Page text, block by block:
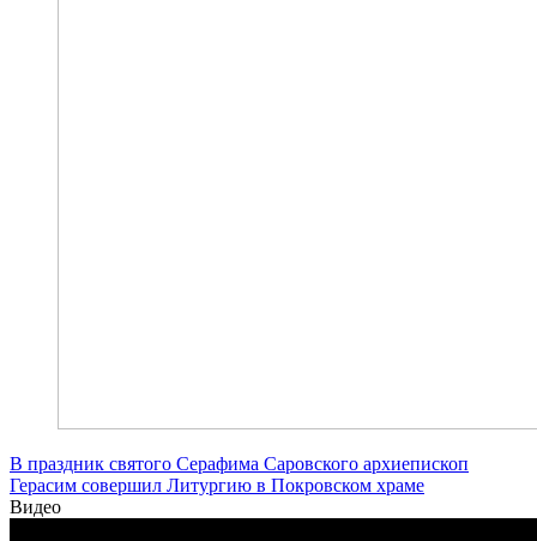
В праздник святого Серафима Саровского архиепископ
Герасим совершил Литургию в Покровском храме
Видео